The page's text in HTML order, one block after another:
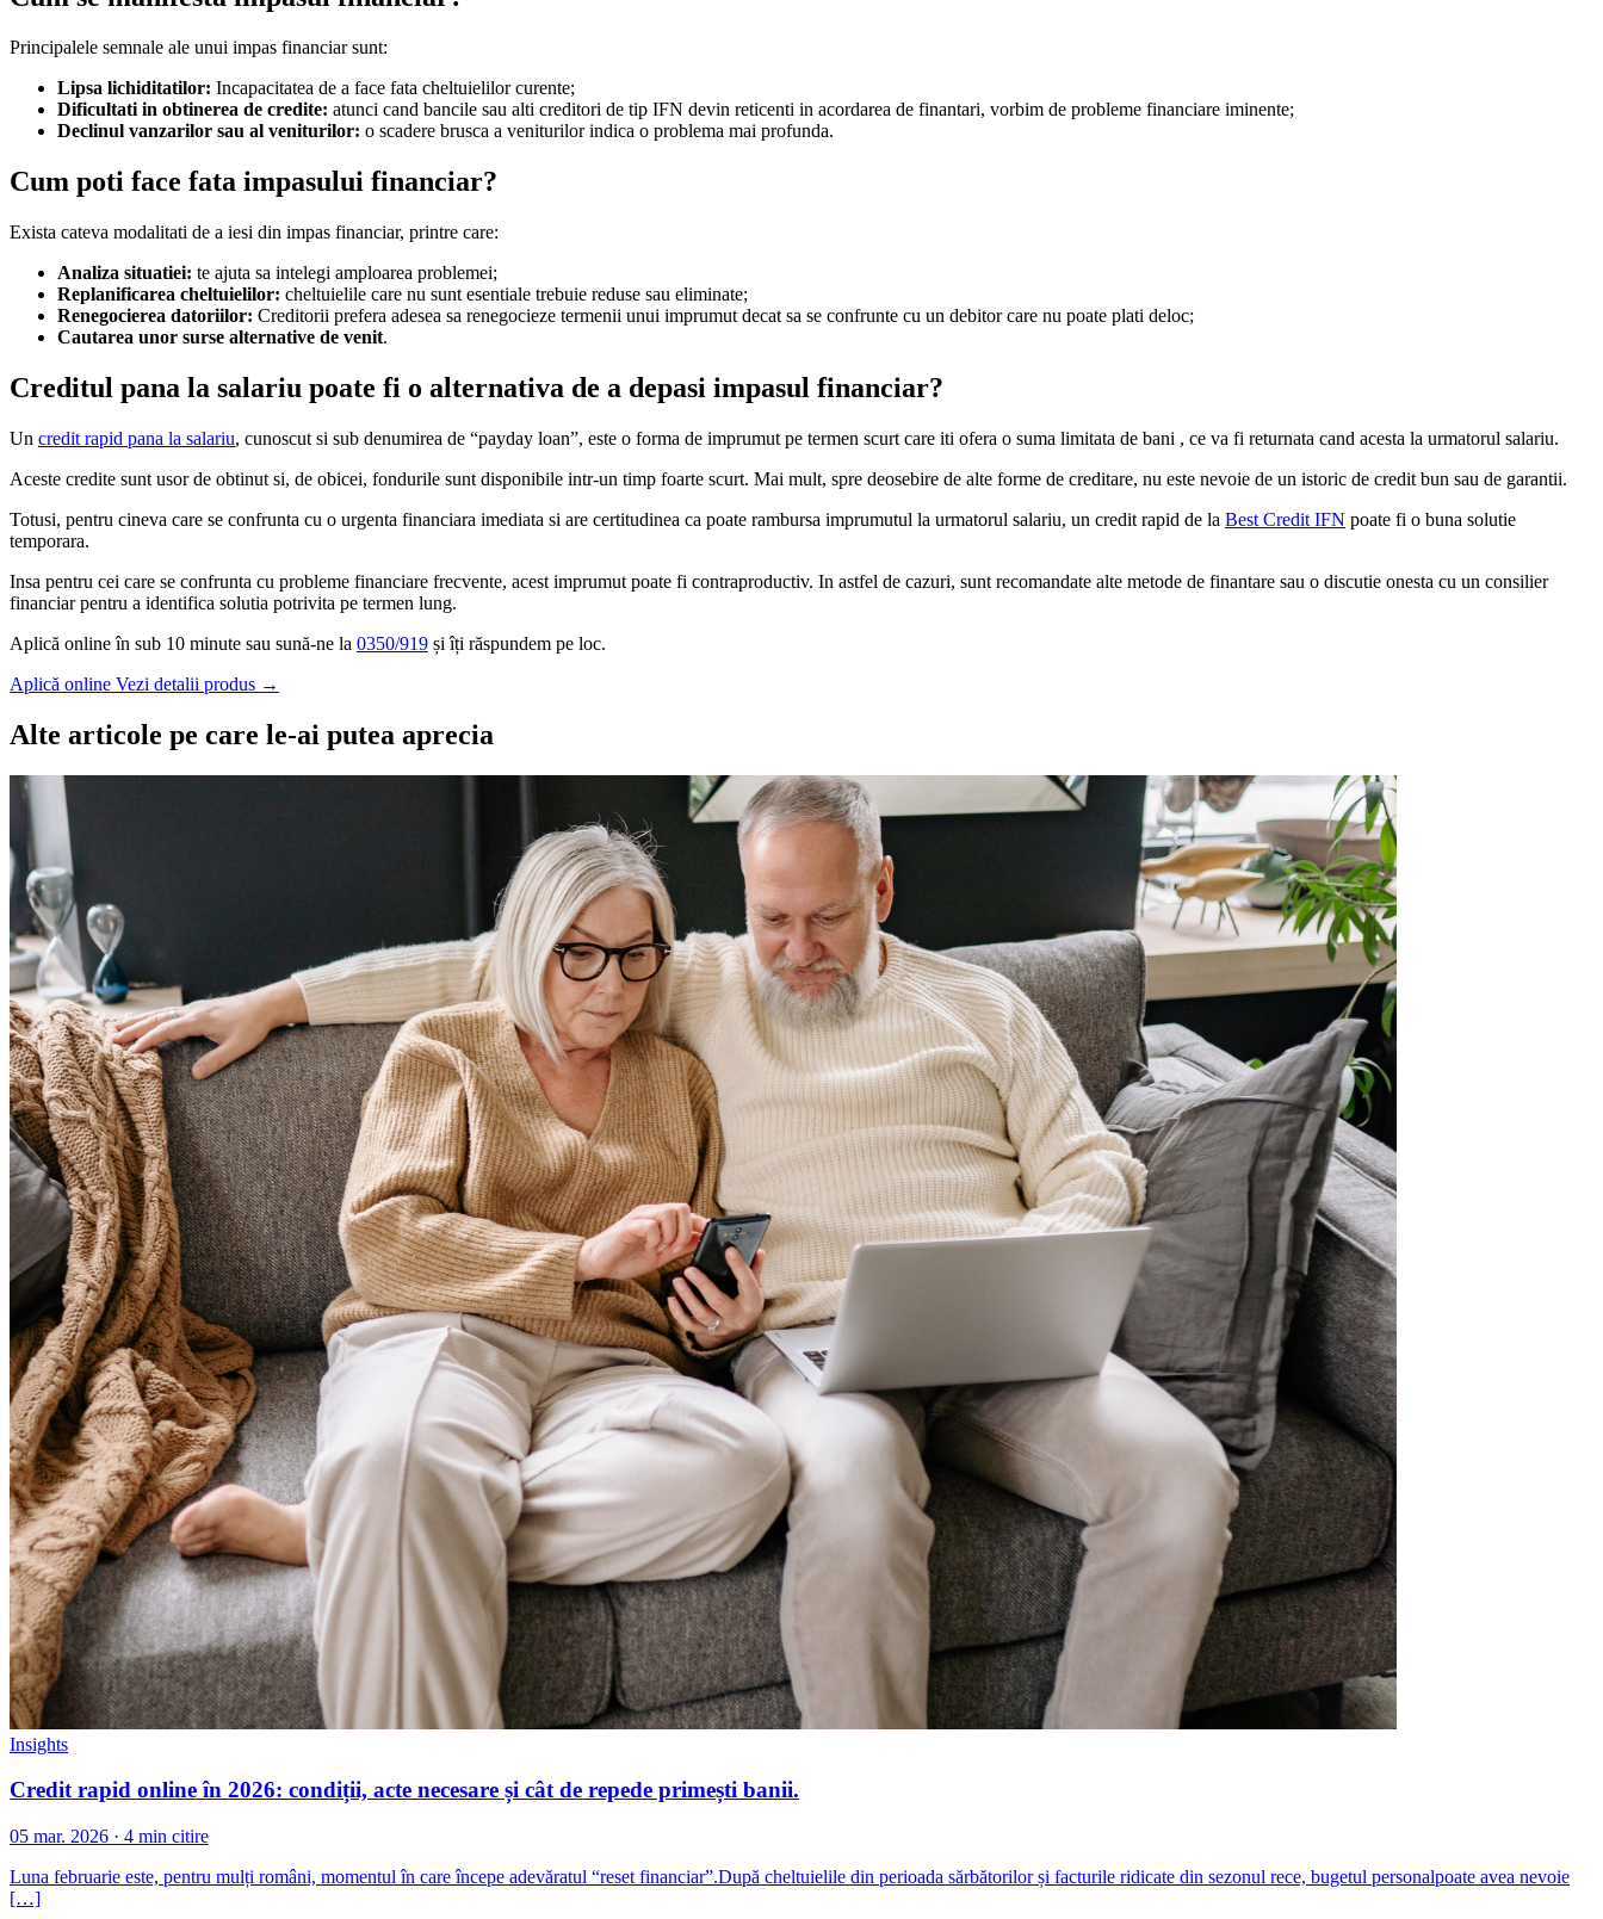
Principalele semnale ale unui impas financiar sunt:
Lipsa lichiditatilor: Incapacitatea de a face fata cheltuielilor curente;
Dificultati in obtinerea de credite: atunci cand bancile sau alti creditori de tip IFN devin reticenti in acordarea de finantari, vorbim de probleme financiare iminente;
Declinul vanzarilor sau al veniturilor: o scadere brusca a veniturilor indica o problema mai profunda.
Cum poti face fata impasului financiar?
Exista cateva modalitati de a iesi din impas financiar, printre care:
Analiza situatiei: te ajuta sa intelegi amploarea problemei;
Replanificarea cheltuielilor: cheltuielile care nu sunt esentiale trebuie reduse sau eliminate;
Renegocierea datoriilor: Creditorii prefera adesea sa renegocieze termenii unui imprumut decat sa se confrunte cu un debitor care nu poate plati deloc;
Cautarea unor surse alternative de venit.
Creditul pana la salariu poate fi o alternativa de a depasi impasul financiar?
Un credit rapid pana la salariu, cunoscut si sub denumirea de “payday loan”, este o forma de imprumut pe termen scurt care iti ofera o suma limitata de bani , ce va fi returnata cand acesta la urmatorul salariu.
Aceste credite sunt usor de obtinut si, de obicei, fondurile sunt disponibile intr-un timp foarte scurt. Mai mult, spre deosebire de alte forme de creditare, nu este nevoie de un istoric de credit bun sau de garantii.
Totusi, pentru cineva care se confrunta cu o urgenta financiara imediata si are certitudinea ca poate rambursa imprumutul la urmatorul salariu, un credit rapid de la Best Credit IFN poate fi o buna solutie
temporara.
Insa pentru cei care se confrunta cu probleme financiare frecvente, acest imprumut poate fi contraproductiv. In astfel de cazuri, sunt recomandate alte metode de finantare sau o discutie onesta cu un consilier
financiar pentru a identifica solutia potrivita pe termen lung.
Aplică online în sub 10 minute sau sună-ne la 0350/919 și îți răspundem pe loc.
Aplică online Vezi detalii produs →
Alte articole pe care le-ai putea aprecia
Insights
Credit rapid online în 2026: condiții, acte necesare și cât de repede primești banii.
05 mar. 2026 · 4 min citire
Luna februarie este, pentru mulți români, momentul în care începe adevăratul “reset financiar”.După cheltuielile din perioada sărbătorilor și facturile ridicate din sezonul rece, bugetul personalpoate avea nevoie
[…]